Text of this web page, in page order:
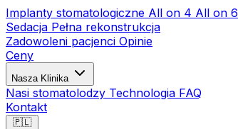
Implanty stomatologiczne All on 4 All on 6
Sedacja Pełna rekonstrukcja
Zadowoleni pacjenci Opinie
Ceny
Nasza Klinika
Nasi stomatolodzy Technologia FAQ
Kontakt
🇵🇱